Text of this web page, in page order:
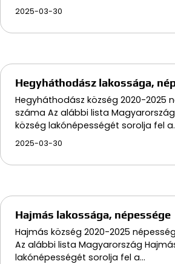
2025-03-30
Hegyháthodász lakossága,
Hegyháthodász község 2020-2025
száma Az alábbi lista
község lakónépességét sorolja fel
2025-03-30
Hajmás lakossága, népessége
Hajmás község 2020-2025
Az alábbi lista Magyarország
lakónépességét sorolja fel a…